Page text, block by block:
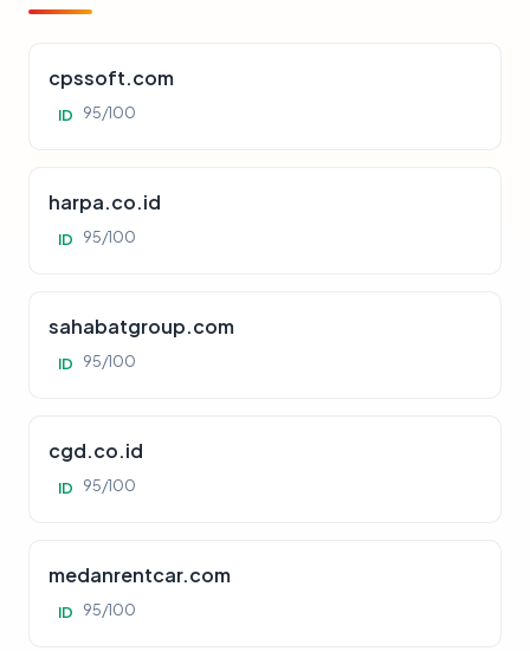
cpssoft.com
ID 95/100
harpa.co.id
ID 95/100
sahabatgroup.com
ID 95/100
cgd.co.id
ID 95/100
medanrentcar.com
ID 95/100